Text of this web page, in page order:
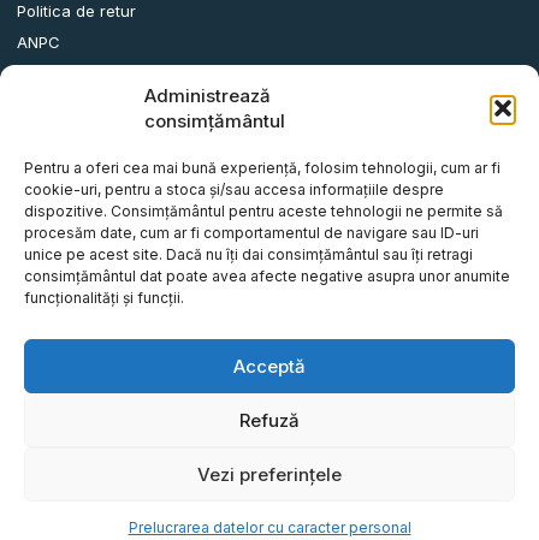
Administrează
consimțământul
Pentru a oferi cea mai bună experiență, folosim tehnologii, cum ar fi
cookie-uri, pentru a stoca și/sau accesa informațiile despre
dispozitive. Consimțământul pentru aceste tehnologii ne permite să
procesăm date, cum ar fi comportamentul de navigare sau ID-uri
unice pe acest site. Dacă nu îți dai consimțământul sau îți retragi
consimțământul dat poate avea afecte negative asupra unor anumite
funcționalități și funcții.
Acceptă
Refuză
Vezi preferințele
Prelucrarea datelor cu caracter personal
Politica de retur
ANPC
info@remorci-platforme.ro
0786.720.706
0786.720.707
0786.720.708